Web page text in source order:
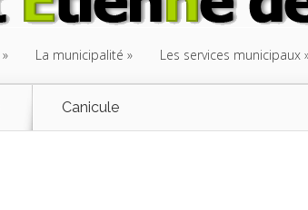
La municipalité Les services municipaux
Canicule